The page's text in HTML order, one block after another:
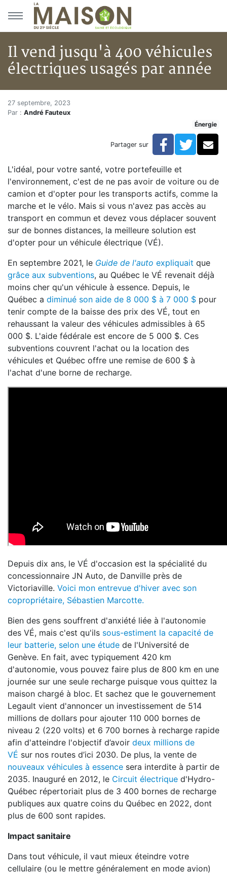
Aller au menu principal
Aller au contenu principal
Il vend jusqu'à 400 véhicules
électriques usagés par année
Accueil
Articles
Il vend jusqu'à 400 véhicules électriques usagés par
Il vend jusqu'à 400 véhicules
27 septembre, 2023
Par : André Fauteux
Énergie
Partager sur Facebook
L'idéal, pour votre santé, votre portefeuille et
l'environnement, c'est de ne pas avoir de voiture ou de
camion et d'opter pour les transports actifs, comme la
marche et le vélo. Mais si vous n'avez pas accès au
transport en commun et devez vous déplacer souvent
sur de bonnes distances, la meilleure solution est
d'opter pour un véhicule électrique (VÉ).
En septembre 2021, le Guide de l'auto expliquait que
grâce aux subventions, au Québec le VÉ revenait déjà
moins cher qu'un véhicule à essence. Depuis, le
Québec a diminué son aide de 8 000 $ à 7 000 $ pour
tenir compte de la baisse des prix des VÉ, tout en
rehaussant la valeur des véhicules admissibles à 65
000 $. L'aide fédérale est encore de 5 000 $. Ces
subventions couvrent l'achat ou la location des
véhicules et Québec offre une remise de 600 $ à
l'achat d'une borne de recharge.
Depuis dix ans, le VÉ d'occasion est la spécialité du
concessionnaire JN Auto, de Danville près de
Victoriaville. Voici mon entrevue d'hiver avec son
copropriétaire, Sébastien Marcotte.
Bien des gens souffrent d'anxiété liée à l'autonomie
des VÉ, mais c'est qu'ils sous-estiment la capacité de
leur batterie, selon une étude de l'Université de
Genève. En fait, avec typiquement 420 km
d'autonomie, vous pouvez faire plus de 800 km en une
journée sur une seule recharge puisque vous quittez la
maison chargé à bloc. Et sachez que le gouvernement
Legault vient d'annoncer un investissement de 514
millions de dollars pour ajouter 110 000 bornes de
niveau 2 (220 volts) et 6 700 bornes à recharge rapide
afin d'atteindre l'objectif d’avoir deux millions de
VÉ sur nos routes d’ici 2030. De plus, la vente de
nouveaux véhicules à essence sera interdite à partir de
2035. Inauguré en 2012, le Circuit électrique d'Hydro-
Québec répertoriait plus de 3 400 bornes de recharge
publiques aux quatre coins du Québec en 2022, dont
plus de 600 sont rapides.
Impact sanitaire
Dans tout véhicule, il vaut mieux éteindre votre
cellulaire (ou le mettre généralement en mode avion)